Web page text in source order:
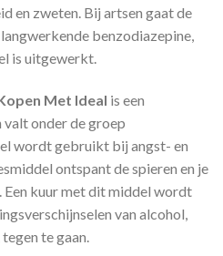
en zweten. Bij artsen gaat de
benzodiazepine,
is uitgewerkt.
Met Ideal is een
valt onder de groep
wordt gebruikt bij angst- en
ontspant de spieren en je
Een kuur met dit middel wordt
van alcohol,
te gaan.